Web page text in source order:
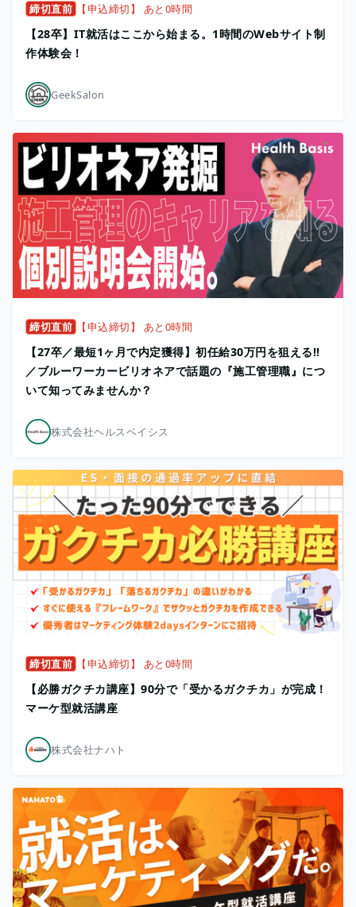
締切直前 【申込締切】 あと0時間
【28卒】IT就活はここから始まる。1時間のWebサイト制
作体験会！
GeekSalon
締切直前 【申込締切】 あと0時間
【27卒／最短1ヶ月で内定獲得】初任給30万円を狙える!!
／ブルーワーカービリオネアで話題の『施工管理職』につ
いて知ってみませんか？
株式会社ヘルスベイシス
締切直前 【申込締切】 あと0時間
【必勝ガクチカ講座】90分で「受かるガクチカ」が完成！
マーケ型就活講座
株式会社ナハト